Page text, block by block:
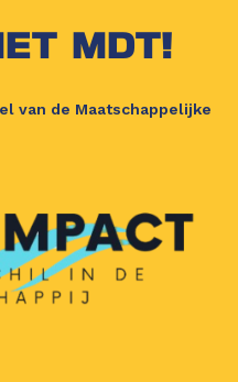
MDT!
van de Maatschappelijke